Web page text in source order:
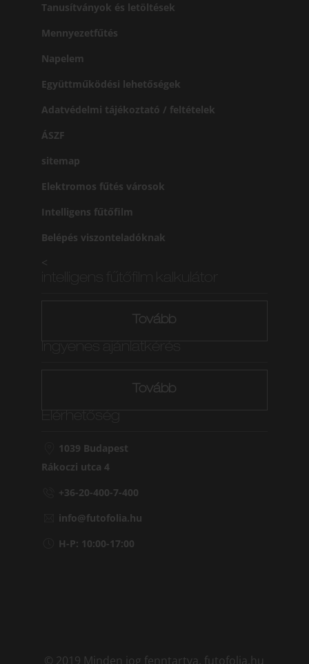
Tanusítványok és letöltések
Mennyezetfűtés
Napelem
Együttműködési lehetőségek
Adatvédelmi tájékoztató / feltételek
ÁSZF
sitemap
Elektromos fűtés városok
Intelligens fűtőfilm
Belépés viszonteladóknak
<
Tovább
Tovább
1039 Budapest
Rákoczi utca 4
+36-20-400-7-400
info@futofolia.hu
H-P: 10:00-17:00
© 2019 Minden jog fenntartva. futofolia.hu